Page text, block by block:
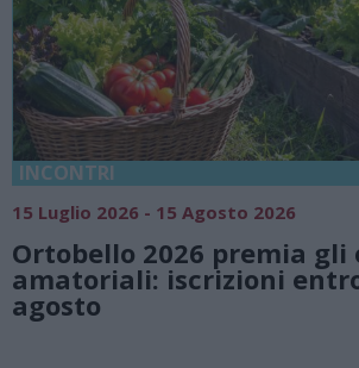
INCONTRI
15 Luglio 2026 - 15 Agosto 2026
Ortobello 2026 premia gli
amatoriali: iscrizioni
agosto